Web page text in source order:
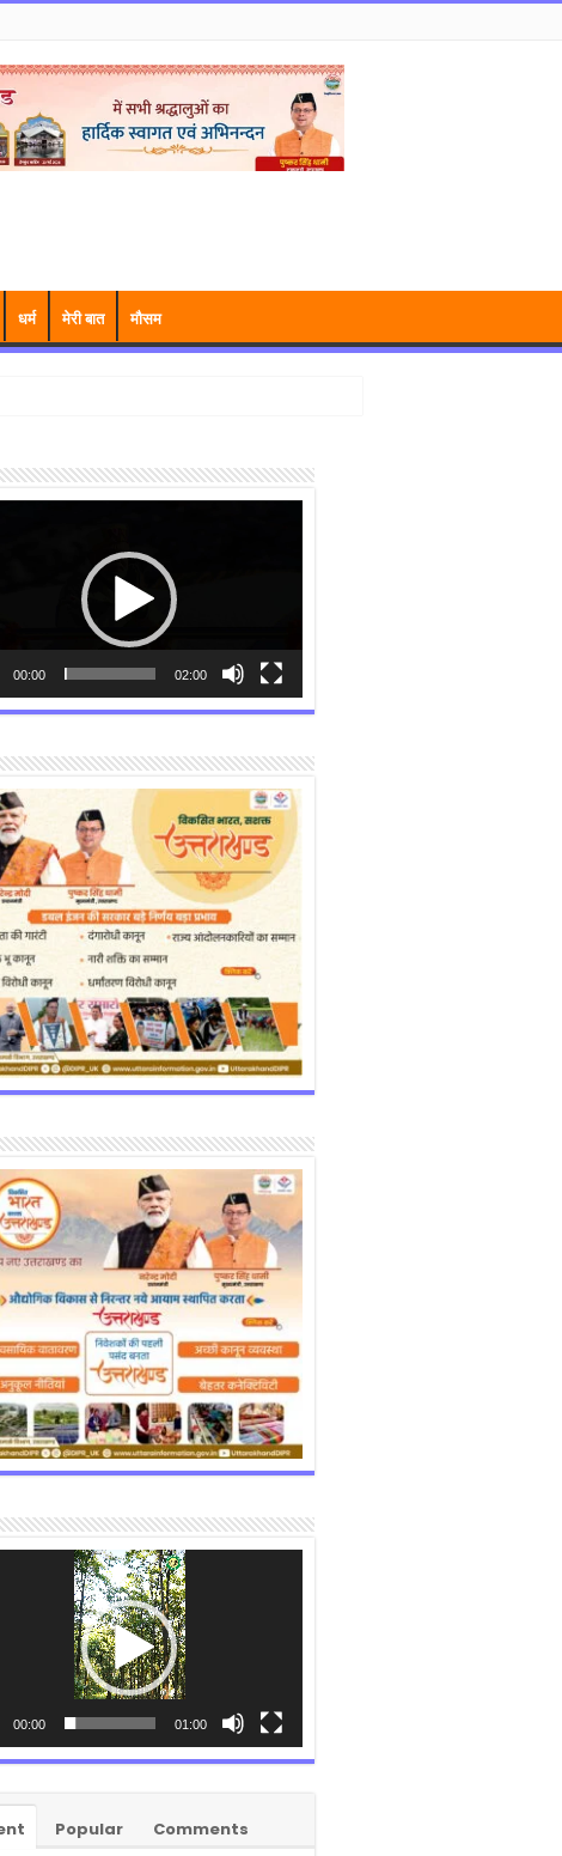
धर्म मेरी बात मौसम
00:00 02:00
00:00 01:00
Popular Comments